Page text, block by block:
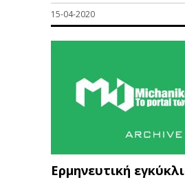
15-04-2020
Ερμηνευτική